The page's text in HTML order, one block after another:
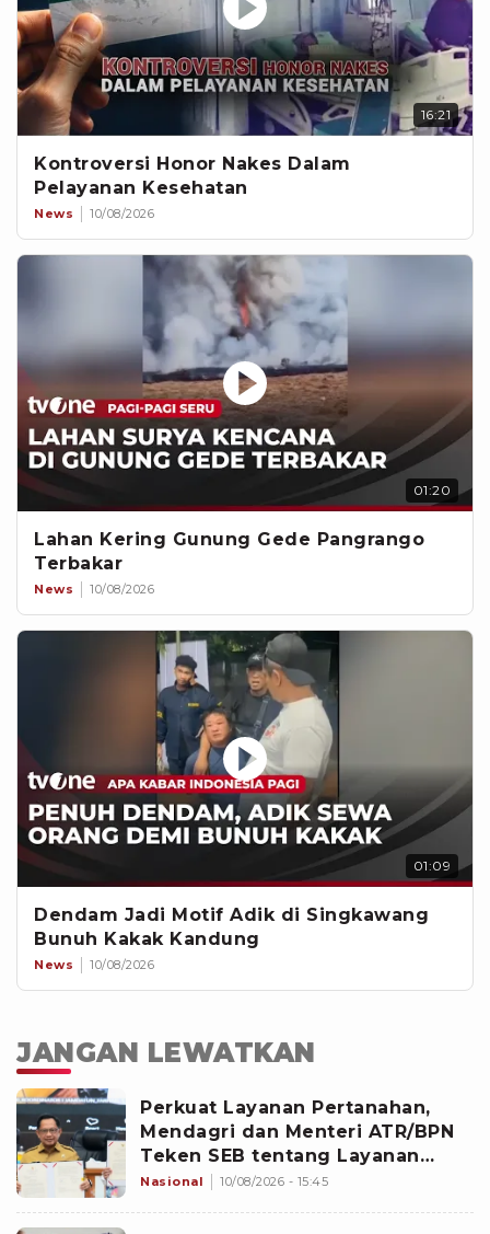
16:21
Kontroversi Honor Nakes Dalam
Pelayanan Kesehatan
News 10/08/2026
01:20
Lahan Kering Gunung Gede Pangrango
Terbakar
News 10/08/2026
01:09
Dendam Jadi Motif Adik di Singkawang
Bunuh Kakak Kandung
News 10/08/2026
JANGAN LEWATKAN
Perkuat Layanan Pertanahan,
Mendagri dan Menteri ATR/BPN
Teken SEB tentang Layanan
BPHTB
Nasional 10/08/2026 - 15:45